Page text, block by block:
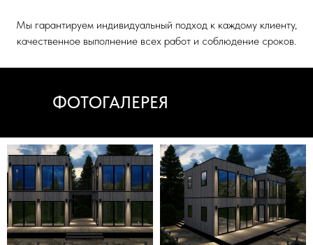
Мы гарантируем индивидуальный подход к каждому клиенту,
качественное выполнение всех работ и соблюдение сроков.
ФОТОГАЛЕРЕЯ